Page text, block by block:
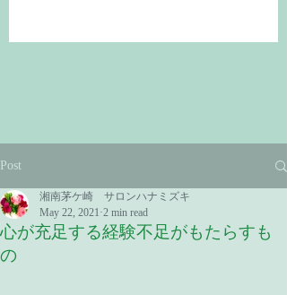
Post
心が充足する経験不足がもたらすも
の
湘南茅ケ崎 サロンハナミズキ
May 22, 2021 2 min read